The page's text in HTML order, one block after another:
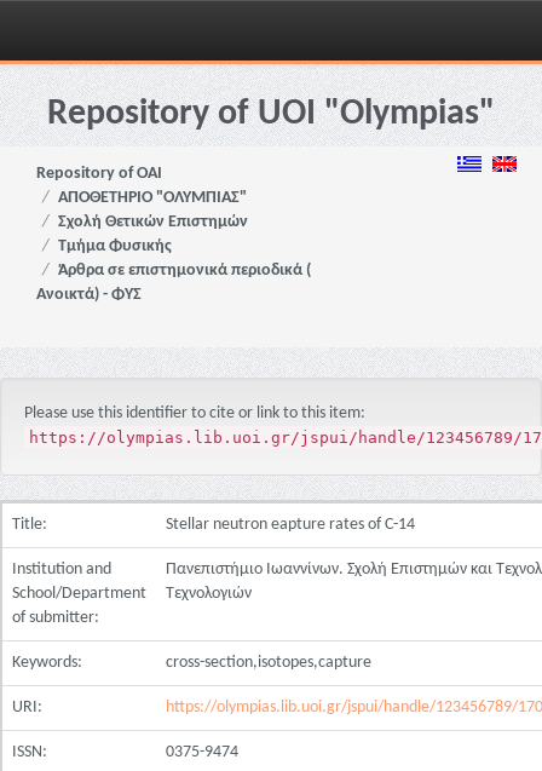
Skip
navigationRepository of UOI "Olympias"
Repository of OAI
ΑΠΟΘΕΤΗΡΙΟ "ΟΛΥΜΠΙΑΣ"
Σχολή Θετικών Επιστημών
Τμήμα Φυσικής
Άρθρα σε επιστημονικά περιοδικά (
Ανοικτά) - ΦΥΣ
Please use this identifier to cite or link to this item:
https://olympias.lib.uoi.gr/jspui/handle/123456789/
Title: Stellar neutron eapture rates of C-14
Institution and
School/Department
of submitter:
Πανεπιστήμιο Ιωαννίνων. Σχολή Επιστημών και
Τεχνολογιών
Keywords: cross-section,isotopes,capture
URI: https://olympias.lib.uoi.gr/jspui/handle/123456789/
ISSN: 0375-9474